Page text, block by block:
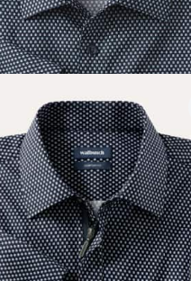
23.
Comfort Fit.
Hemd Zip & Go
4,9 (7)